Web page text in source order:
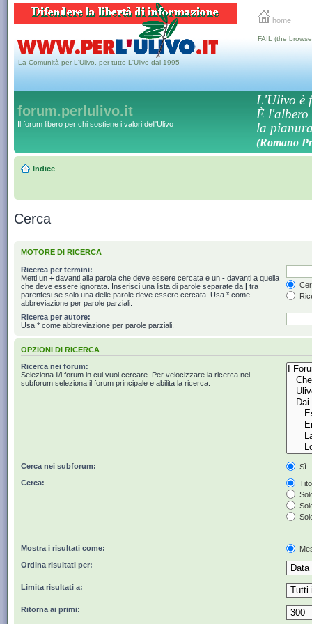
home
La Comunità per L'Ulivo, per tutto L'Ulivo dal 1995
FAIL (the
forum.perlulivo.it
Il forum libero per chi sostiene i valori dell'Ulivo
L'Ulivo è
È l'albero
la
(Romano
Indice
Cerca
MOTORE DI RICERCA
Ricerca per termini:
Metti un + davanti alla parola che deve essere cercata e un - davanti a quella
che deve essere ignorata. Inserisci una lista di parole separate da | tra
parentesi se solo una delle parole deve essere cercata. Usa * come
abbreviazione per parole parziali.
Ricerca per autore:
Usa * come abbreviazione per parole parziali.
OPZIONI DI RICERCA
Ricerca nei forum:
Seleziona il/i forum in cui vuoi cercare. Per velocizzare la ricerca nei
subforum seleziona il forum principale e abilita la ricerca.
Cerca nei subforum:
Sì
Cerca:
Mostra i risultati come:
Ordina risultati per:
Limita risultati a:
Ritorna ai primi: